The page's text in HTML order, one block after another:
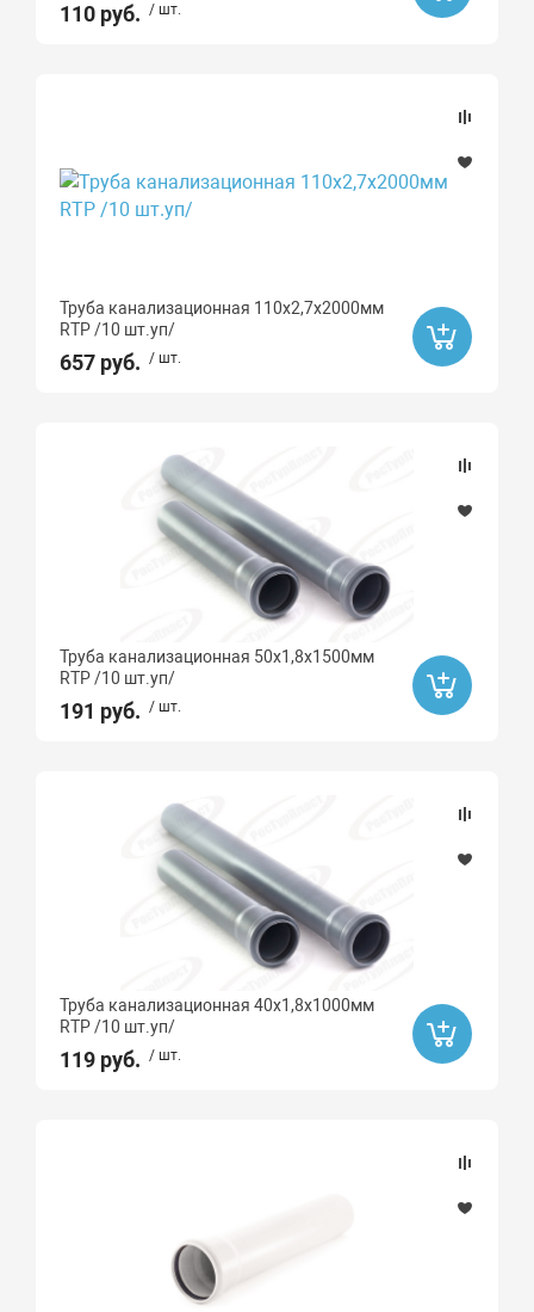
110 руб. / шт.
Труба канализационная 110х2,7х2000мм
RTP /10 шт.уп/
657 руб. / шт.
Труба канализационная 50х1,8х1500мм
RTP /10 шт.уп/
191 руб. / шт.
Труба канализационная 40х1,8х1000мм
RTP /10 шт.уп/
119 руб. / шт.